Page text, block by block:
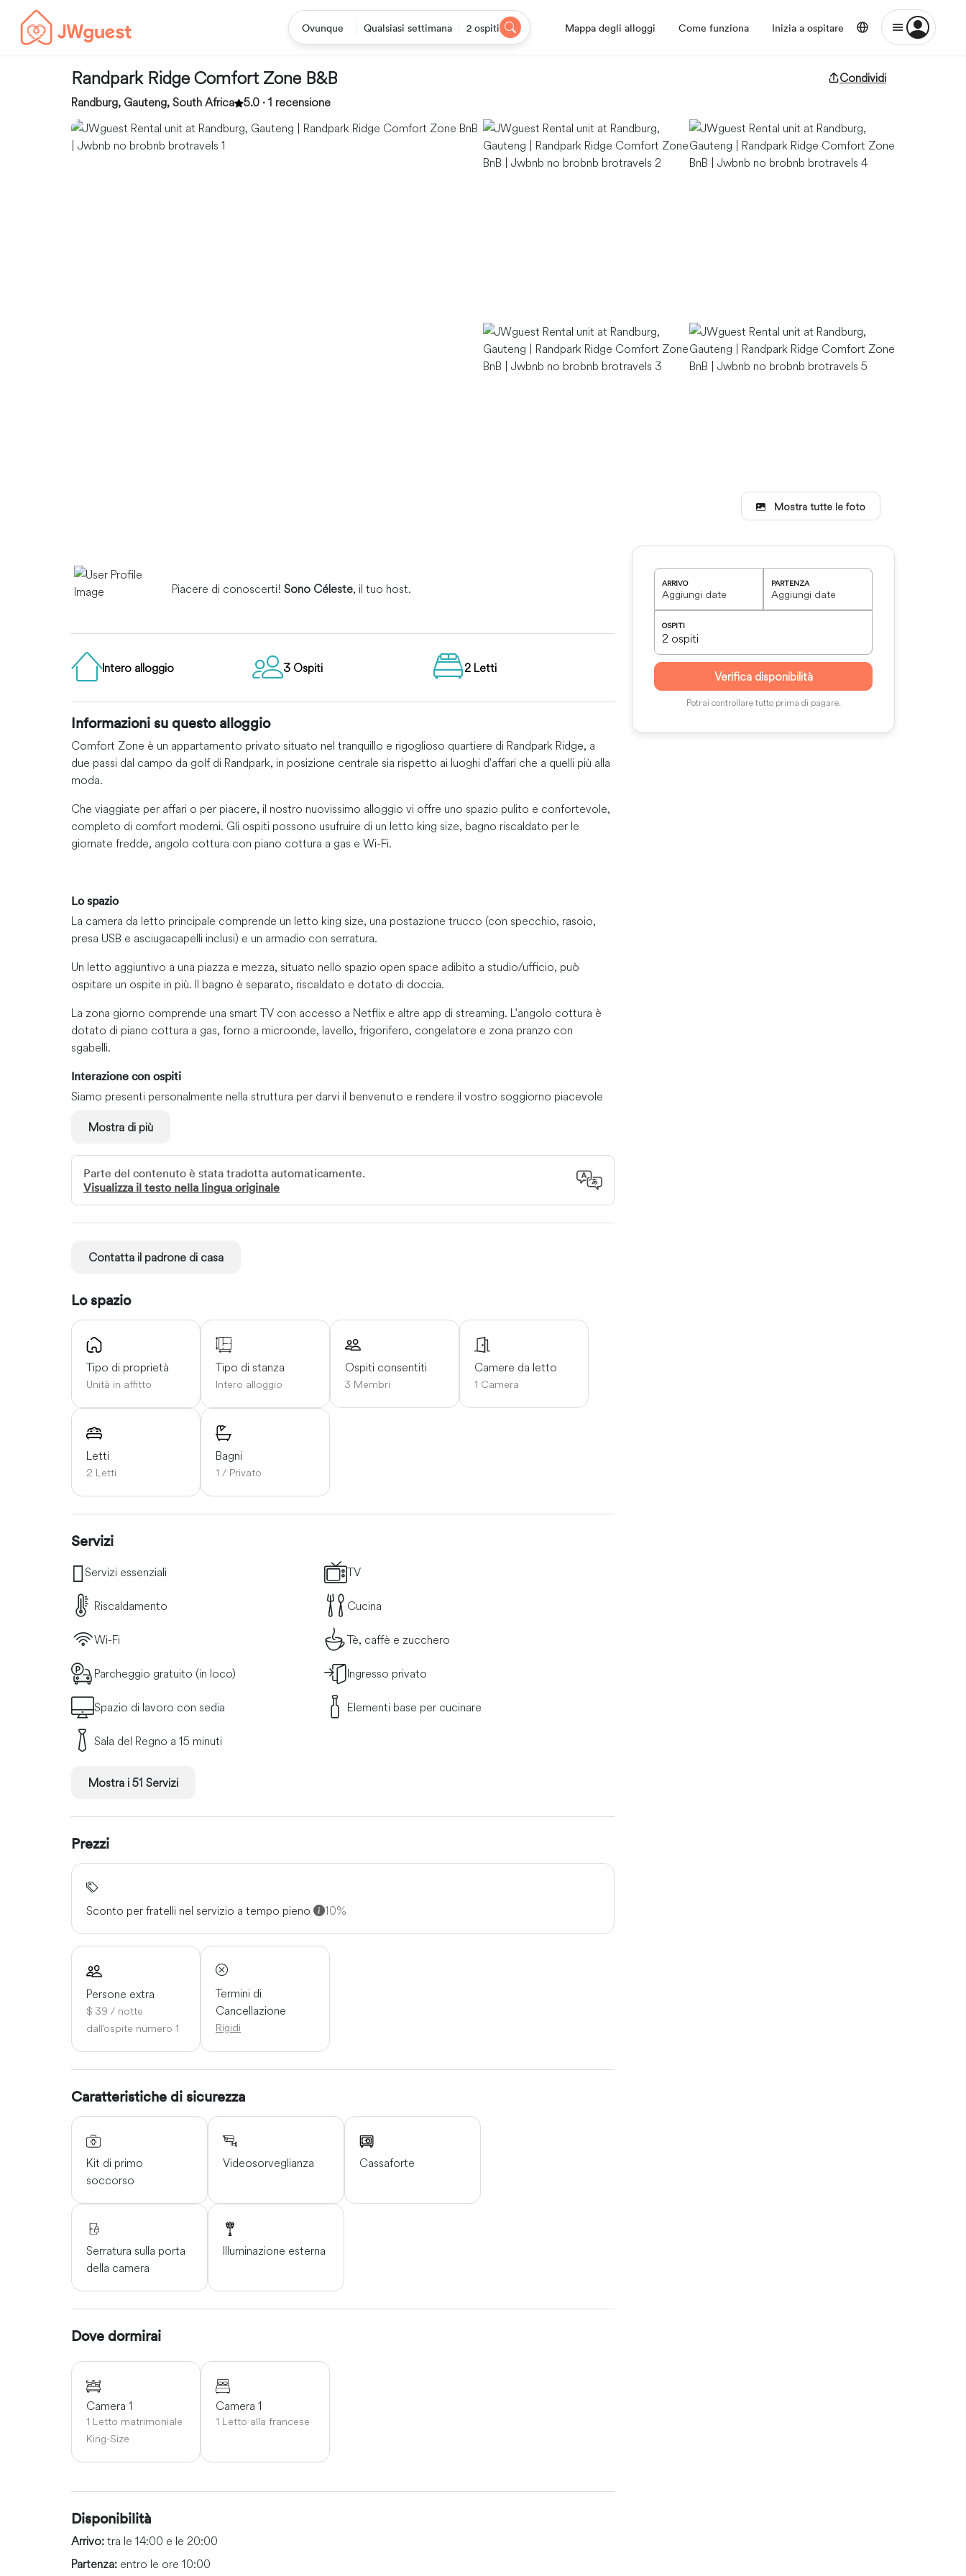
Ovunque Qualsiasi settimana 2 ospiti Mappa degli alloggi Come funziona Inizia a ospitare
Randpark Ridge Comfort Zone B&B
Randburg, Gauteng, South Africa 5.0 · 1 recensione
Condividi
Mostra tutte le foto
Piacere di conoscerti! Sono Céleste, il tuo host.
Intero alloggio 3 Ospiti 2 Letti
Informazioni su questo alloggio
Comfort Zone è un appartamento privato situato nel tranquillo e rigoglioso quartiere di Randpark Ridge, a
due passi dal campo da golf di Randpark, in posizione centrale sia rispetto ai luoghi d'affari che a quelli più alla
moda.
Che viaggiate per affari o per piacere, il nostro nuovissimo alloggio vi offre uno spazio pulito e confortevole,
completo di comfort moderni. Gli ospiti possono usufruire di un letto king size, bagno riscaldato per le
giornate fredde, angolo cottura con piano cottura a gas e Wi-Fi.
Lo spazio
La camera da letto principale comprende un letto king size, una postazione trucco (con specchio, rasoio,
presa USB e asciugacapelli inclusi) e un armadio con serratura.
Un letto aggiuntivo a una piazza e mezza, situato nello spazio open space adibito a studio/ufficio, può
ospitare un ospite in più. Il bagno è separato, riscaldato e dotato di doccia.
La zona giorno comprende una smart TV con accesso a Netflix e altre app di streaming. L'angolo cottura è
dotato di piano cottura a gas, forno a microonde, lavello, frigorifero, congelatore e zona pranzo con
sgabelli.
Interazione con ospiti
Siamo presenti personalmente nella struttura per darvi il benvenuto e rendere il vostro soggiorno piacevole
di fornirvi tutto il necessario.
Luoghi imperdibili del quartiere
La Comfort Zone confina con il campo da golf Randpark.
Muoversi
Greenside e altre zone alla moda con ristoranti e locali di intrattenimento sono facilmente raggiungibili. Il
Mostra di più
Parte del contenuto è stata tradotta automaticamente.
Visualizza il testo nella lingua originale
Contatta il padrone di casa
Lo spazio
Tipo di proprietà
Unità in affitto
Tipo di stanza
Intero alloggio
Ospiti consentiti
3 Membri
Camere da letto
1 Camera
Letti
2 Letti
Bagni
1 / Privato
Servizi
Servizi essenziali TV
Riscaldamento Cucina
Wi-Fi Tè, caffè e zucchero
Parcheggio gratuito (in loco) Ingresso privato
Spazio di lavoro con sedia Elementi base per cucinare
Sala del Regno a 15 minuti
Mostra i 51 Servizi
Prezzi
Sconto per fratelli nel servizio a tempo pieno 10%
Persone extra
$ 39 / notte
dall'ospite numero 1
Termini di
Cancellazione
Rigidi
Caratteristiche di sicurezza
Kit di primo
soccorso
Videosorveglianza Cassaforte
Serratura sulla porta
della camera
Illuminazione esterna
Dove dormirai
Camera 1
1 Letto matrimoniale
King-Size
Camera 1
1 Letto alla francese
Disponibilità
Arrivo: tra le 14:00 e le 20:00
Partenza: entro le ore 10:00
ARRIVO PARTENZA
OSPITI
Verifica disponibilità
Potrai controllare tutto prima di pagare.